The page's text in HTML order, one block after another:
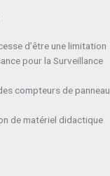
d’être une limitation
pour la Surveillance
compteurs de panneau
de matériel didactique